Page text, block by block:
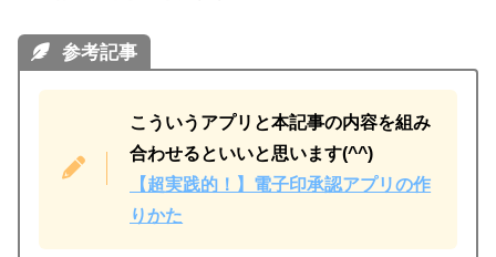
参考記事
こういうアプリと本記事の内容を組み
合わせるといいと思います(^^)
【超実践的！】電子印承認アプリの作
りかた